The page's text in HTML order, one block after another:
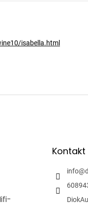
isabella.html
Kontakt
info@